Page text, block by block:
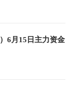
6月15日主力资金